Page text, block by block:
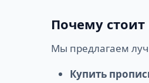
Почему
Мы предлагаем
Купить